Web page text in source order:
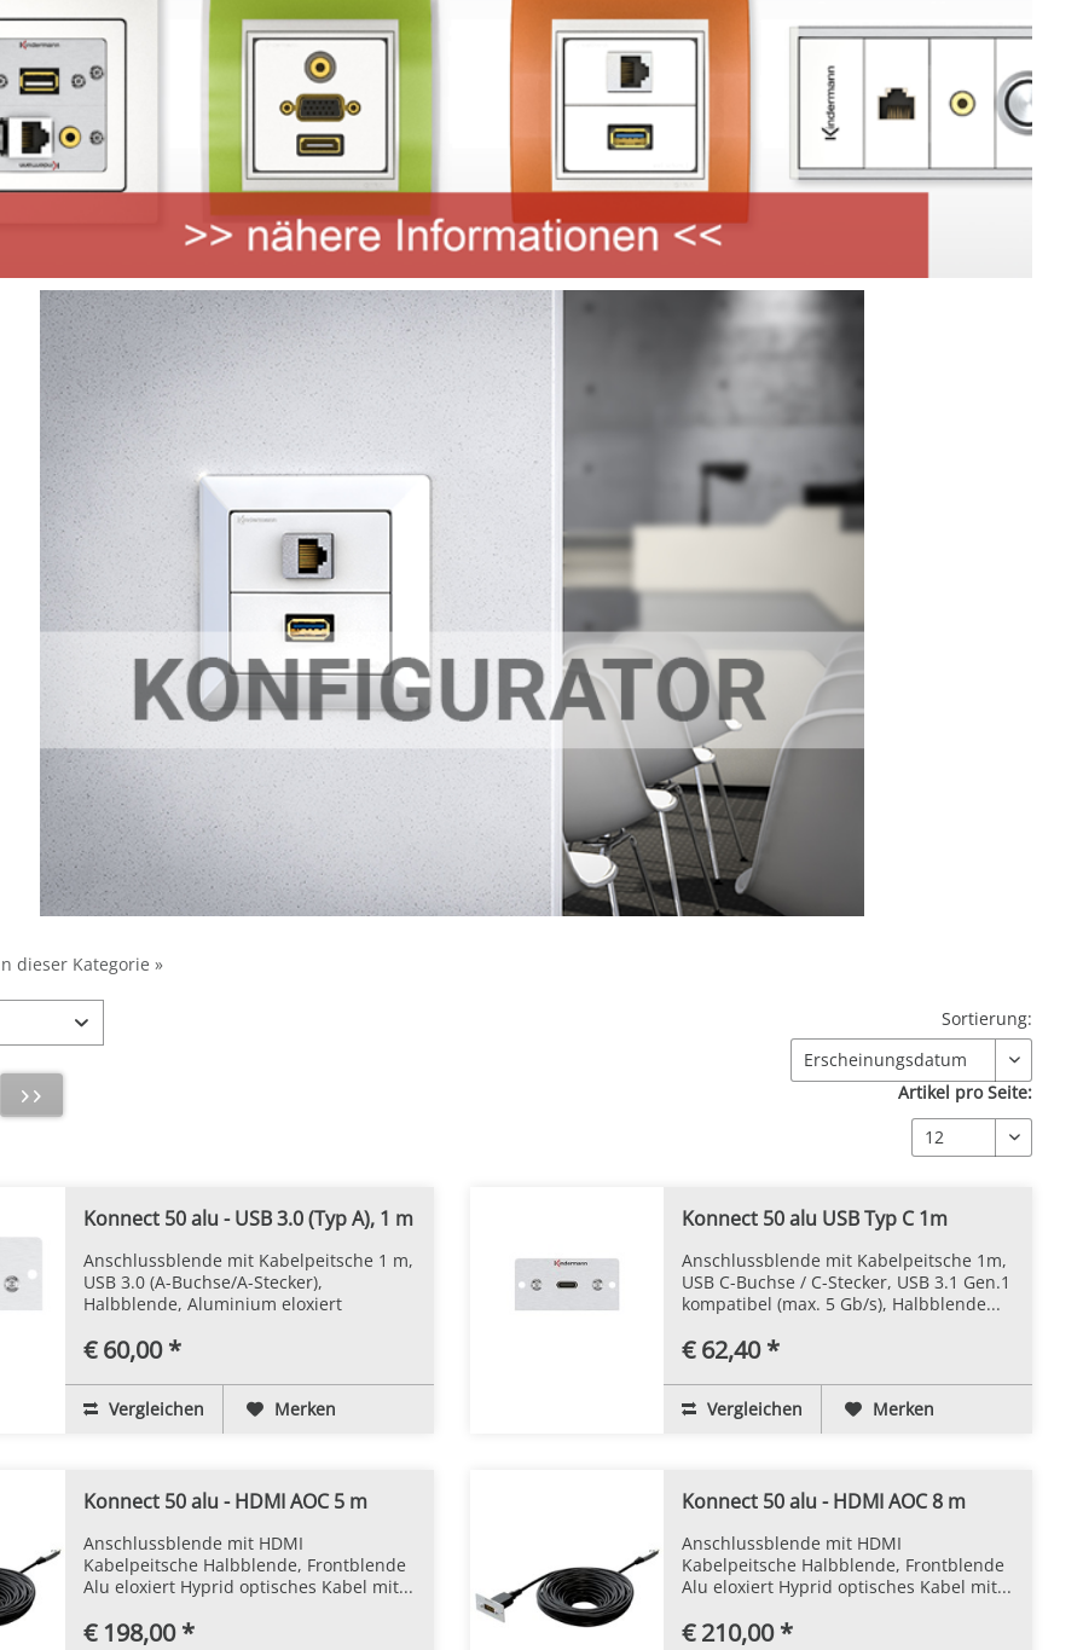
dieser Kategorie »
Sortierung:
Artikel pro Seite:
Konnect 50 alu - USB 3.0 (Typ A), 1 m
Anschlussblende mit Kabelpeitsche 1 m,
USB 3.0 (A-Buchse/A-Stecker),
Halbblende, Aluminium eloxiert
€ 60,00 *
Vergleichen Merken
Konnect 50 alu USB Typ C 1m
Anschlussblende mit Kabelpeitsche 1m,
USB C-Buchse / C-Stecker, USB 3.1 Gen.1
kompatibel (max. 5 Gb/s), Halbblende...
€ 62,40 *
Vergleichen Merken
Konnect 50 alu - HDMI AOC 5 m
Anschlussblende mit HDMI
Kabelpeitsche Halbblende, Frontblende
Alu eloxiert Hyprid optisches Kabel mit...
€ 198,00 *
Konnect 50 alu - HDMI AOC 8 m
Anschlussblende mit HDMI
Kabelpeitsche Halbblende, Frontblende
Alu eloxiert Hyprid optisches Kabel mit...
€ 210,00 *